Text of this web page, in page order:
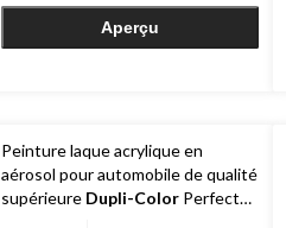
Aperçu
Peinture laque acrylique en
aérosol pour automobile de qualité
supérieure Dupli-Color Perfect